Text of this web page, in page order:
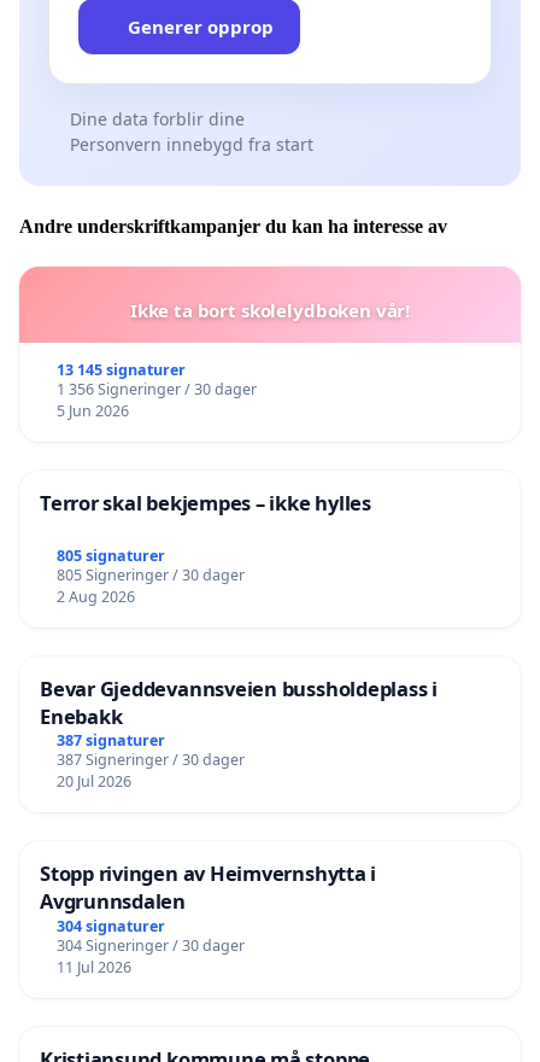
Generer opprop
Dine data forblir dine
Personvern innebygd fra start
Andre underskriftkampanjer du kan ha interesse av
Ikke ta bort skolelydboken vår!
13 145 signaturer
1 356 Signeringer / 30 dager
5 Jun 2026
Terror skal bekjempes – ikke hylles
805 signaturer
805 Signeringer / 30 dager
2 Aug 2026
Bevar Gjeddevannsveien bussholdeplass i
Enebakk
387 signaturer
387 Signeringer / 30 dager
20 Jul 2026
Stopp rivingen av Heimvernshytta i
Avgrunnsdalen
304 signaturer
304 Signeringer / 30 dager
11 Jul 2026